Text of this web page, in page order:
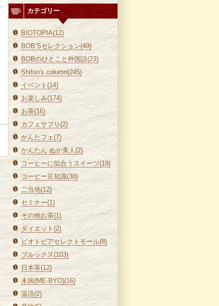
カテゴリー
BIOTOPIA(12)
BOB’Sセレクション(49)
BOBのひとこと外国語(23)
Shifon's column(245)
イベント(14)
お楽しみ(174)
お茶(16)
カフェサプリ(2)
かんたフェ(7)
かんたん ぬか美人(2)
コーヒーに似合うスイーツ(19)
コーヒー豆知識(38)
ご当地(12)
セミナー(1)
その他お茶(1)
ダイエット(2)
ビオトピアセレクトモール(8)
ブルックス(103)
日本茶(12)
未病(ME-BYO)(16)
温活(2)